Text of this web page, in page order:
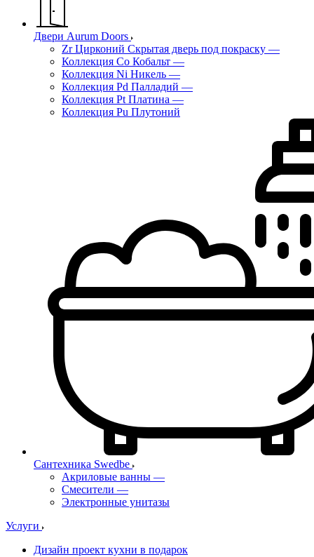
Двери Aurum Doors
Zr Цирконий Скрытая дверь под покраску —
Коллекция Co Кобальт —
Коллекция Ni Никель —
Коллекция Pd Палладий —
Коллекция Pt Платина —
Коллекция Pu Плутоний
Сантехника Swedbe
Акриловые ванны —
Смесители —
Электронные унитазы
Услуги
Дизайн проект кухни в подарок